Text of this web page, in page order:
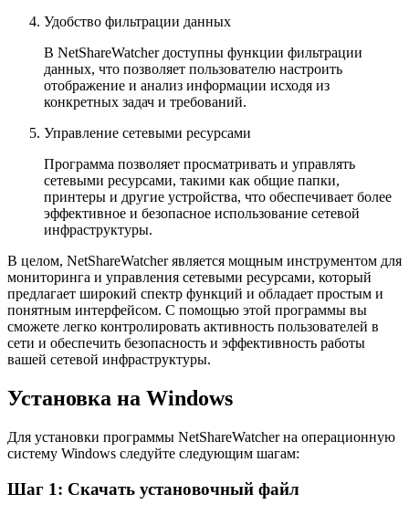
Удобство фильтрации данных
В NetShareWatcher доступны функции фильтрации
данных, что позволяет пользователю настроить
отображение и анализ информации исходя из
конкретных задач и требований.
Управление сетевыми ресурсами
Программа позволяет просматривать и управлять
сетевыми ресурсами, такими как общие папки,
принтеры и другие устройства, что обеспечивает более
эффективное и безопасное использование сетевой
инфраструктуры.
В целом, NetShareWatcher является мощным инструментом для
мониторинга и управления сетевыми ресурсами, который
предлагает широкий спектр функций и обладает простым и
понятным интерфейсом. С помощью этой программы вы
сможете легко контролировать активность пользователей в
сети и обеспечить безопасность и эффективность работы
вашей сетевой инфраструктуры.
Установка на Windows
Для установки программы NetShareWatcher на операционную
систему Windows следуйте следующим шагам:
Шаг 1: Скачать установочный файл